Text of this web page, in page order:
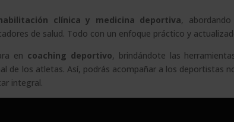
clínica y medicina deportiva,
de salud. Todo con un enfoque práctico y
en coaching deportivo, brindándote las
de los atletas. Así, podrás acompañar a los deportistas
integral.